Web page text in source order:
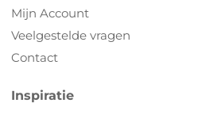
Mijn Account
Veelgestelde vragen
Contact
Inspiratie